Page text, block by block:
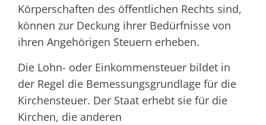
Körperschaften des öffentlichen Rechts sind,
können zur Deckung ihrer Bedürfnisse von
ihren Angehörigen Steuern erheben.
Die Lohn- oder Einkommensteuer bildet in
der Regel die Bemessungsgrundlage für die
Kirchensteuer. Der Staat erhebt sie für die
Kirchen, die anderen